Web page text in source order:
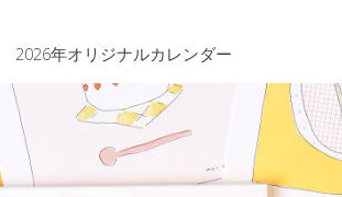
2026年オリジナルカレンダー